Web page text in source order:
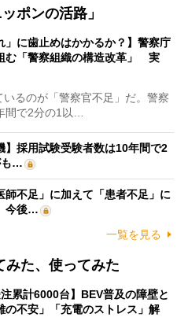
ポンの活路」
」に歯止めはかかるか？】警察庁
む「警察組織の構造改革」 実
るのが「警察官不足」だ。警察
間で2分の1以…
】採用試験受験者数は10年間で2
も…
師不足」に加えて「患者不足」に
今後…
一覧を見る
みた、使ってみた
注累計6000台】BEV普及の障壁と
の不安」「充電のストレス」解